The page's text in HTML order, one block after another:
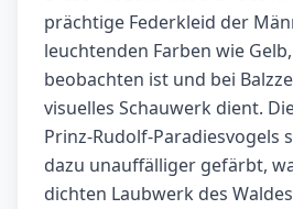
prächtige Federkleid der
leuchtenden Farben wie
beobachten ist und bei
visuelles Schauwerk dient.
Prinz-Rudolf-Paradiesvogels
dazu unauffälliger gefärbt,
dichten Laubwerk des